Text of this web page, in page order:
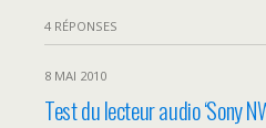
4 RÉPONSES
8 MAI 2010
Test du lecteur audio ‘Sony